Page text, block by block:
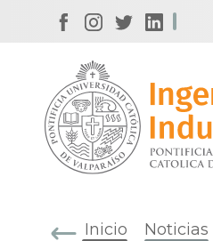
Inicio Noticias